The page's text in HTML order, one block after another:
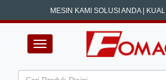
MESIN KAMI SOLUSI ANDA |
Toggle navigation